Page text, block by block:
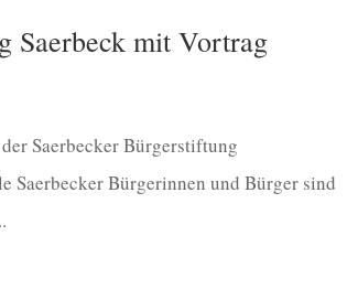
Saerbeck mit Vortrag
Saerbecker Bürgerstiftung
Saerbecker Bürgerinnen und Bürger sind